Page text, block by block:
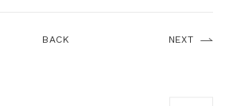
BACK NEXT